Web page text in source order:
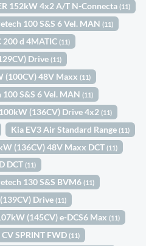
152kW 4x2 A/T N-Connecta(11)
100 S&S 6 Vel. MAN(11)
200 d 4MATIC(11)
Drive(11)
(100CV) 48V Maxx(11)
100 S&S 6 Vel. MAN(11)
(136CV) Drive 4x2(11)
Kia EV3 Air Standard Range(11)
(136CV) 48V Maxx DCT(11)
DCT(11)
130 S&S BVM6(11)
Drive(11)
(145CV) e-DCS6 Max(11)
CV SPRINT FWD(11)